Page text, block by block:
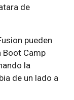
de
pueden
Boot Camp
la
de un lado a